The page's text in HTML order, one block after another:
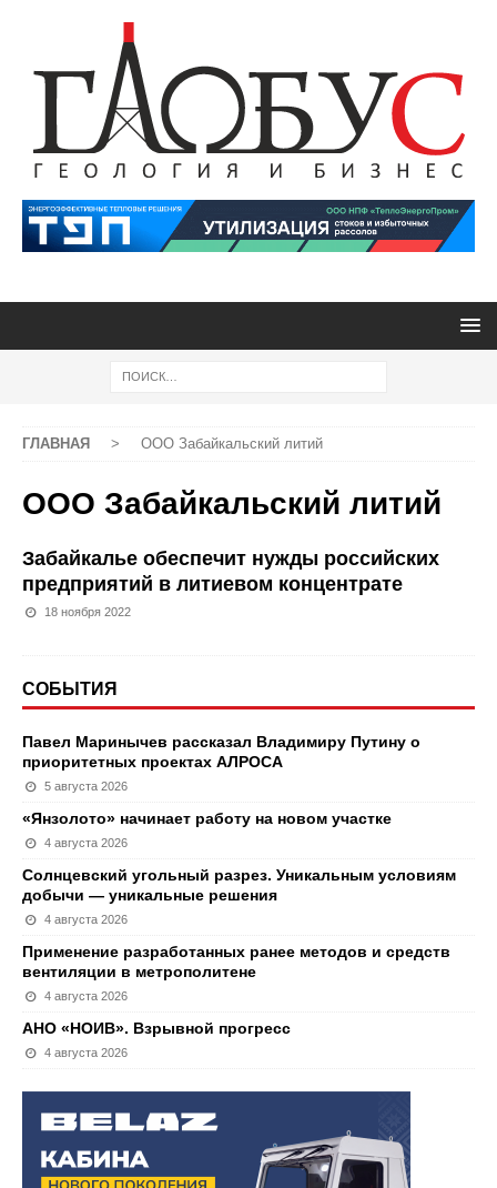
ГЛАВНАЯ > ООО Забайкальский литий
ООО Забайкальский литий
Забайкалье обеспечит нужды российских
предприятий в литиевом концентрате
18 ноября 2022
СОБЫТИЯ
Павел Маринычев рассказал Владимиру Путину о
приоритетных проектах АЛРОСА
5 августа 2026
«Янзолото» начинает работу на новом участке
4 августа 2026
Солнцевский угольный разрез. Уникальным условиям
добычи — уникальные решения
4 августа 2026
Применение разработанных ранее методов и средств
вентиляции в метрополитене
4 августа 2026
АНО «НОИВ». Взрывной прогресс
4 августа 2026